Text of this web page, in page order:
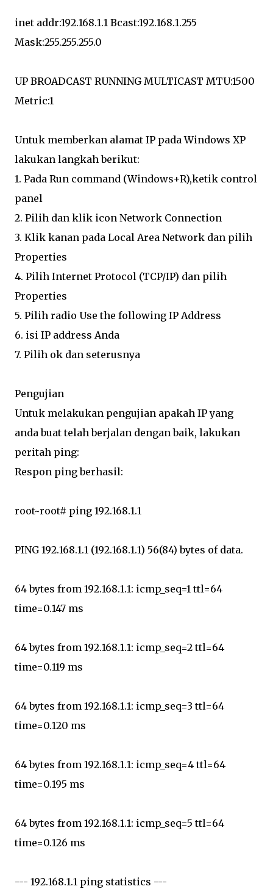
inet addr:192.168.1.1 Bcast:192.168.1.255
Mask:255.255.255.0
UP BROADCAST RUNNING MULTICAST MTU:1500
Metric:1
Untuk memberkan alamat IP pada Windows XP
lakukan langkah berikut:
1. Pada Run command (Windows+R),ketik control
panel
2. Pilih dan klik icon Network Connection
3. Klik kanan pada Local Area Network dan pilih
Properties
4. Pilih Internet Protocol (TCP/IP) dan pilih
Properties
5. Pilih radio Use the following IP Address
6. isi IP address Anda
7. Pilih ok dan seterusnya
Pengujian
Untuk melakukan pengujian apakah IP yang
anda buat telah berjalan dengan baik, lakukan
peritah ping:
Respon ping berhasil:
root~root# ping 192.168.1.1
PING 192.168.1.1 (192.168.1.1) 56(84) bytes of data.
64 bytes from 192.168.1.1: icmp_seq=1 ttl=64
time=0.147 ms
64 bytes from 192.168.1.1: icmp_seq=2 ttl=64
time=0.119 ms
64 bytes from 192.168.1.1: icmp_seq=3 ttl=64
time=0.120 ms
64 bytes from 192.168.1.1: icmp_seq=4 ttl=64
time=0.195 ms
64 bytes from 192.168.1.1: icmp_seq=5 ttl=64
time=0.126 ms
--- 192.168.1.1 ping statistics ---